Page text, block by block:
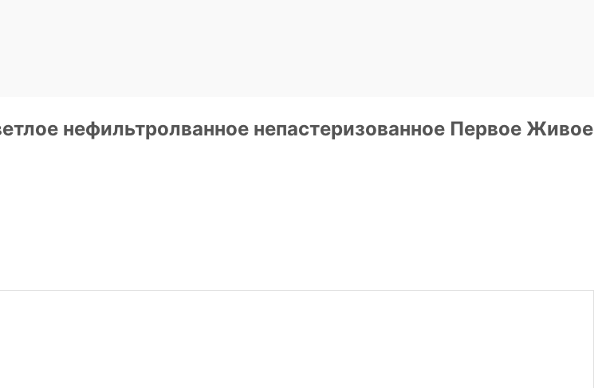
нефильтролванное непастеризованное Первое Живое